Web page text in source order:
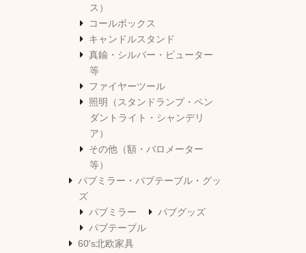
ス）
コールボックス
キャンドルスタンド
真鍮・シルバー・ピューター
等
ファイヤーツール
照明（スタンドランプ・ペン
ダントライト・シャンデリ
ア）
その他（額・バロメーター
等）
パブミラー・パブテーブル・グッ
ズ
パブミラー
パブグッズ
パブテーブル
60's北欧家具